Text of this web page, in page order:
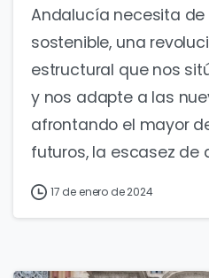
Andalucía necesita
sostenible, una
estructural que nos
y nos adapte a las
afrontando el mayor
futuros, la escasez de
17 de enero de 2024